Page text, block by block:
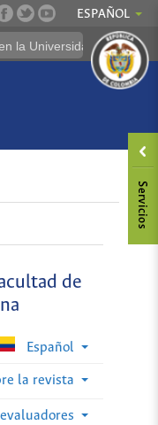
ESPAÑOL
de
Español
la revista